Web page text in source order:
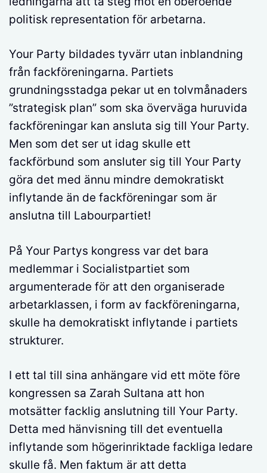
politisk representation för arbetarna.
Your Party bildades tyvärr utan inblandning
från fackföreningarna. Partiets
grundningsstadga pekar ut en tolvmånaders
”strategisk plan” som ska överväga huruvida
fackföreningar kan ansluta sig till Your Party.
Men som det ser ut idag skulle ett
fackförbund som ansluter sig till Your Party
göra det med ännu mindre demokratiskt
inflytande än de fackföreningar som är
anslutna till Labourpartiet!
På Your Partys kongress var det bara
medlemmar i Socialistpartiet som
argumenterade för att den organiserade
arbetarklassen, i form av fackföreningarna,
skulle ha demokratiskt inflytande i partiets
strukturer.
I ett tal till sina anhängare vid ett möte före
kongressen sa Zarah Sultana att hon
motsätter facklig anslutning till Your Party.
Detta med hänvisning till det eventuella
inflytande som högerinriktade fackliga ledare
skulle få. Men faktum är att detta